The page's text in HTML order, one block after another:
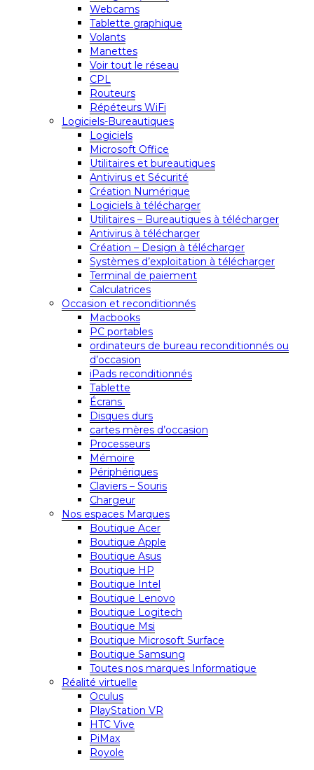
Webcams
Tablette graphique
Volants
Manettes
Voir tout le réseau
CPL
Routeurs
Répéteurs WiFi
Logiciels-Bureautiques
Logiciels
Microsoft Office
Utilitaires et bureautiques
Antivirus et Sécurité
Création Numérique
Logiciels à télécharger
Utilitaires – Bureautiques à télécharger
Antivirus à télécharger
Création – Design à télécharger
Systèmes d’exploitation à télécharger
Terminal de paiement
Calculatrices
Occasion et reconditionnés
Macbooks
PC portables
ordinateurs de bureau reconditionnés ou
d’occasion
iPads reconditionnés
Tablette
Écrans
Disques durs
cartes mères d’occasion
Processeurs
Mémoire
Périphériques
Claviers – Souris
Chargeur
Nos espaces Marques
Boutique Acer
Boutique Apple
Boutique Asus
Boutique HP
Boutique Intel
Boutique Lenovo
Boutique Logitech
Boutique Msi
Boutique Microsoft Surface
Boutique Samsung
Toutes nos marques Informatique
Réalité virtuelle
Oculus
PlayStation VR
HTC Vive
PiMax
Royole